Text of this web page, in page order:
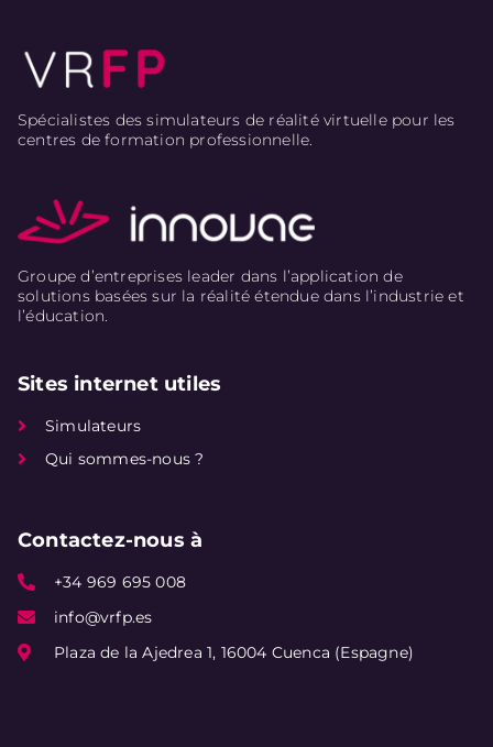
Spécialistes des simulateurs de réalité virtuelle pour les
centres de formation professionnelle.
Groupe d’entreprises leader dans l’application de
solutions basées sur la réalité étendue dans l’industrie et
l’éducation.
Sites internet utiles
Simulateurs
Qui sommes-nous ?
Contactez-nous à
+34 969 695 008
info@vrfp.es
Plaza de la Ajedrea 1, 16004 Cuenca (Espagne)